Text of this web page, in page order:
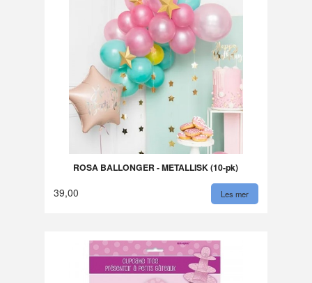
ROSA BALLONGER - METALLISK (10-pk)
39,00 Les mer